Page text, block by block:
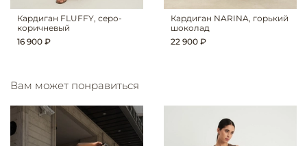
Кардиган FLUFFY, серо-
коричневый
16 900 ₽
Кардиган NARINA, горький
шоколад
22 900 ₽
Вам может понравиться